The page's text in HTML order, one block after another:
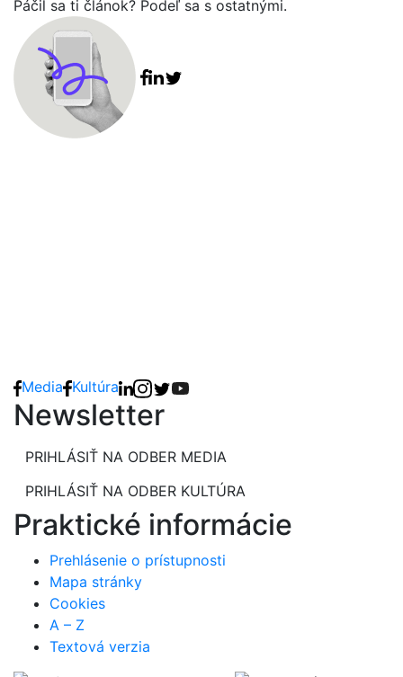
Páčil sa ti článok? Podeľ sa s ostatnými.
Media Kultúra
Newsletter
PRIHLÁSIŤ NA ODBER MEDIA
PRIHLÁSIŤ NA ODBER KULTÚRA
Praktické informácie
Prehlásenie o prístupnosti
Mapa stránky
Cookies
A – Z
Textová verzia